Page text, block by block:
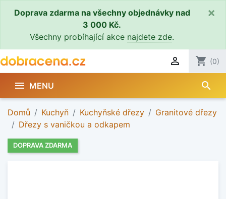
Doprava zdarma na všechny objednávky nad
3 000 Kč.
Všechny probíhající akce najdete zde.
×
 shopping_cart (0)
 MENU search
Domů Kuchyň Kuchyňské dřezy
Granitové dřezy
Dřezy s vaničkou a odkapem
DOPRAVA ZDARMA